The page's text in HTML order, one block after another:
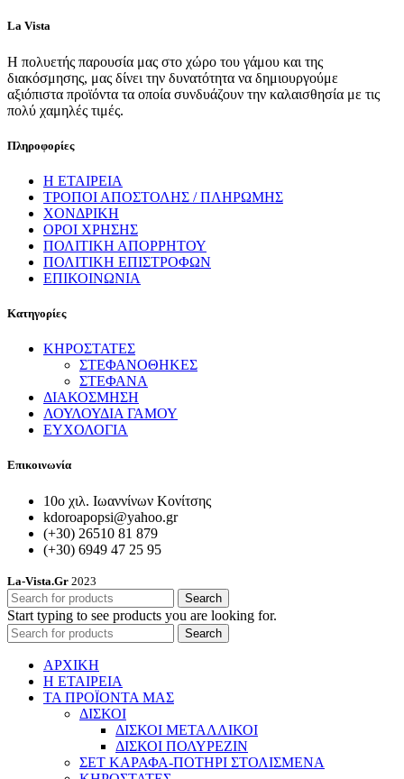
La Vista
Η πολυετής παρουσία μας στο χώρο του γάμου και της
διακόσμησης, μας δίνει την δυνατότητα να δημιουργούμε
αξιόπιστα προϊόντα τα οποία συνδυάζουν την καλαισθησία με τις
πολύ χαμηλές τιμές.
Πληροφορίες
Η ΕΤΑΙΡΕΙΑ
ΤΡΟΠΟΙ ΑΠΟΣΤΟΛΗΣ / ΠΛΗΡΩΜΗΣ
ΧΟΝΔΡΙΚΗ
ΟΡΟΙ ΧΡΗΣΗΣ
ΠΟΛΙΤΙΚΗ ΑΠΟΡΡΗΤΟΥ
ΠΟΛΙΤΙΚΗ ΕΠΙΣΤΡΟΦΩΝ
ΕΠΙΚΟΙΝΩΝΙΑ
Κατηγορίες
ΚΗΡΟΣΤΑΤΕΣ
ΣΤΕΦΑΝΟΘΗΚΕΣ
ΣΤΕΦΑΝΑ
ΔΙΑΚΟΣΜΗΣΗ
ΛΟΥΛΟΥΔΙΑ ΓΑΜΟΥ
ΕΥΧΟΛΟΓΙΑ
Επικοινωνία
10ο χιλ. Ιωαννίνων Κονίτσης
kdoroapopsi@yahoo.gr
(+30) 26510 81 879
(+30) 6949 47 25 95
La-Vista.Gr 2023
Search
Start typing to see products you are looking for.
Search
ΑΡΧΙΚΗ
Η ΕΤΑΙΡΕΙΑ
ΤΑ ΠΡΟΪΟΝΤΑ ΜΑΣ
ΔΙΣΚΟΙ
ΔΙΣΚΟΙ ΜΕΤΑΛΛΙΚΟΙ
ΔΙΣΚΟΙ ΠΟΛΥΡΕΖΙΝ
ΣΕΤ ΚΑΡΑΦΑ-ΠΟΤΗΡΙ ΣΤΟΛΙΣΜΕΝΑ